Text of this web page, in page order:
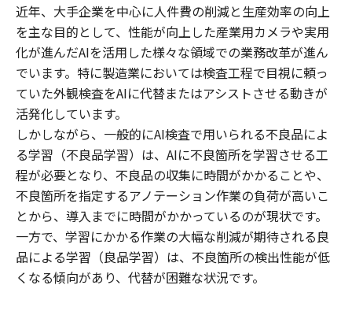
近年、大手企業を中心に人件費の削減と生産効率の向上
を主な目的として、性能が向上した産業用カメラや実用
化が進んだAIを活用した様々な領域での業務改革が進ん
でいます。特に製造業においては検査工程で目視に頼っ
ていた外観検査をAIに代替またはアシストさせる動きが
活発化しています。
しかしながら、一般的にAI検査で用いられる不良品によ
る学習（不良品学習）は、AIに不良箇所を学習させる工
程が必要となり、不良品の収集に時間がかかることや、
不良箇所を指定するアノテーション作業の負荷が高いこ
とから、導入までに時間がかかっているのが現状です。
一方で、学習にかかる作業の大幅な削減が期待される良
品による学習（良品学習）は、不良箇所の検出性能が低
くなる傾向があり、代替が困難な状況です。